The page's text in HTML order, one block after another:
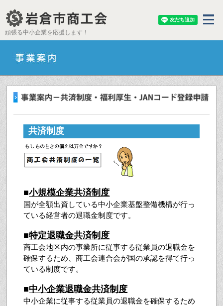
頑張る中小企業を応援します！
共済制度
■小規模企業共済制度
国が全額出資している中小企業基盤整備機構が行っ
ている経営者の退職金制度です。
■特定退職金共済制度
商工会地区内の事業所に従事する従業員の退職金を
確保するため、商工会連合会が国の承認を得て行っ
ている制度です。
■中小企業退職金共済制度
中小企業に従事する従業員の退職金を確保するため